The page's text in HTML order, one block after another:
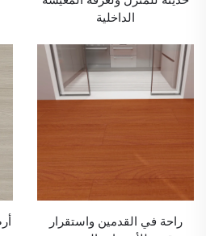
الداخلية
راحة في القدمين واستقرار